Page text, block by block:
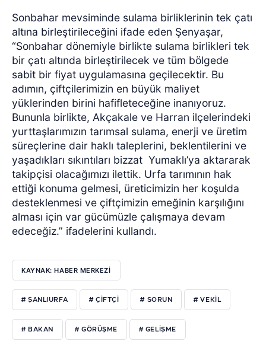
Sonbahar mevsiminde sulama birliklerinin tek çatı
altına birleştirileceğini ifade eden Şenyaşar,
“Sonbahar dönemiyle birlikte sulama birlikleri tek
bir çatı altında birleştirilecek ve tüm bölgede
sabit bir fiyat uygulamasına geçilecektir. Bu
adımın, çiftçilerimizin en büyük maliyet
yüklerinden birini hafifleteceğine inanıyoruz.
Bununla birlikte, Akçakale ve Harran ilçelerindeki
yurttaşlarımızın tarımsal sulama, enerji ve üretim
süreçlerine dair haklı taleplerini, beklentilerini ve
yaşadıkları sıkıntıları bizzat Yumaklı’ya aktararak
takipçisi olacağımızı ilettik. Urfa tarımının hak
ettiği konuma gelmesi, üreticimizin her koşulda
desteklenmesi ve çiftçimizin emeğinin karşılığını
alması için var gücümüzle çalışmaya devam
edeceğiz.” ifadelerini kullandı.
KAYNAK: HABER MERKEZİ
# ŞANLIURFA # ÇİFTÇİ # SORUN # VEKİL
# BAKAN # GÖRÜŞME # GELİŞME